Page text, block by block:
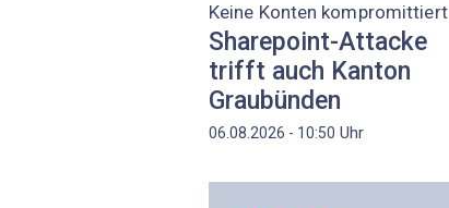
Keine Konten kompromittiert
Sharepoint-Attacke
trifft auch Kanton
Graubünden
06.08.2026 - 10:50 Uhr